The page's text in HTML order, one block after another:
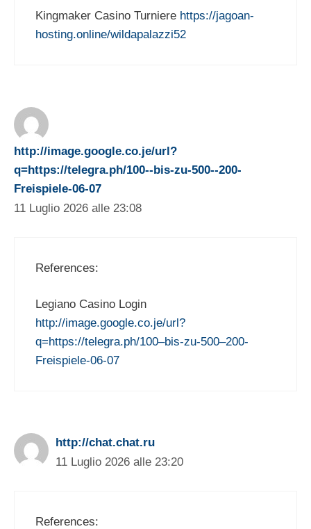
Kingmaker Casino Turniere https://jagoan-
hosting.online/wildapalazzi52
http://image.google.co.je/url?
q=https://telegra.ph/100--bis-zu-500--200-
Freispiele-06-07
11 Luglio 2026 alle 23:08
References:
Legiano Casino Login
http://image.google.co.je/url?
q=https://telegra.ph/100–bis-zu-500–200-
Freispiele-06-07
http://chat.chat.ru
11 Luglio 2026 alle 23:20
References: